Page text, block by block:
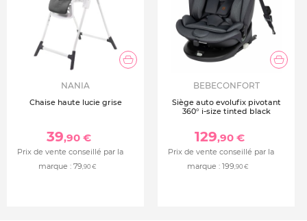
NANIA
Chaise haute lucie grise
39,90 €
Prix de vente conseillé par la
marque : 79,90 €
BEBECONFORT
Siège auto evolufix pivotant
360° i-size tinted black
129,90 €
Prix de vente conseillé par la
marque : 199,90 €